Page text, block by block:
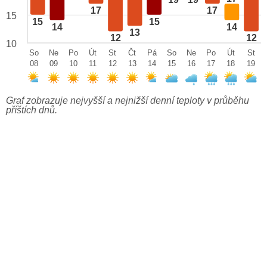
15
14
17
12
13
15
17
14
12
15
10
So
08
Ne
09
Po
10
Út
11
St
12
Čt
13
Pá
14
So
15
Ne
16
Po
17
Út
18
St
19
Graf zobrazuje nejvyšší a nejnižší denní teploty v průběhu
příštích dnů.